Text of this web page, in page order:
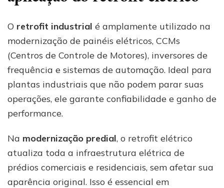
O retrofit industrial é amplamente utilizado na
modernização de painéis elétricos, CCMs
(Centros de Controle de Motores), inversores de
frequência e sistemas de automação. Ideal para
plantas industriais que não podem parar suas
operações, ele garante confiabilidade e ganho de
performance.
Na modernização predial, o retrofit elétrico
atualiza toda a infraestrutura elétrica de
prédios comerciais e residenciais, sem afetar sua
aparência original. Isso é essencial em